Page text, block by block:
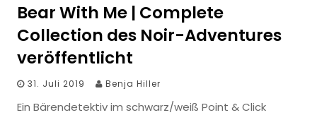
Bear With Me | Complete
Collection des Noir-Adventures
veröffentlicht
31. Juli 2019 Benja Hiller
Ein Bärendetektiv im schwarz/weiß Point & Click